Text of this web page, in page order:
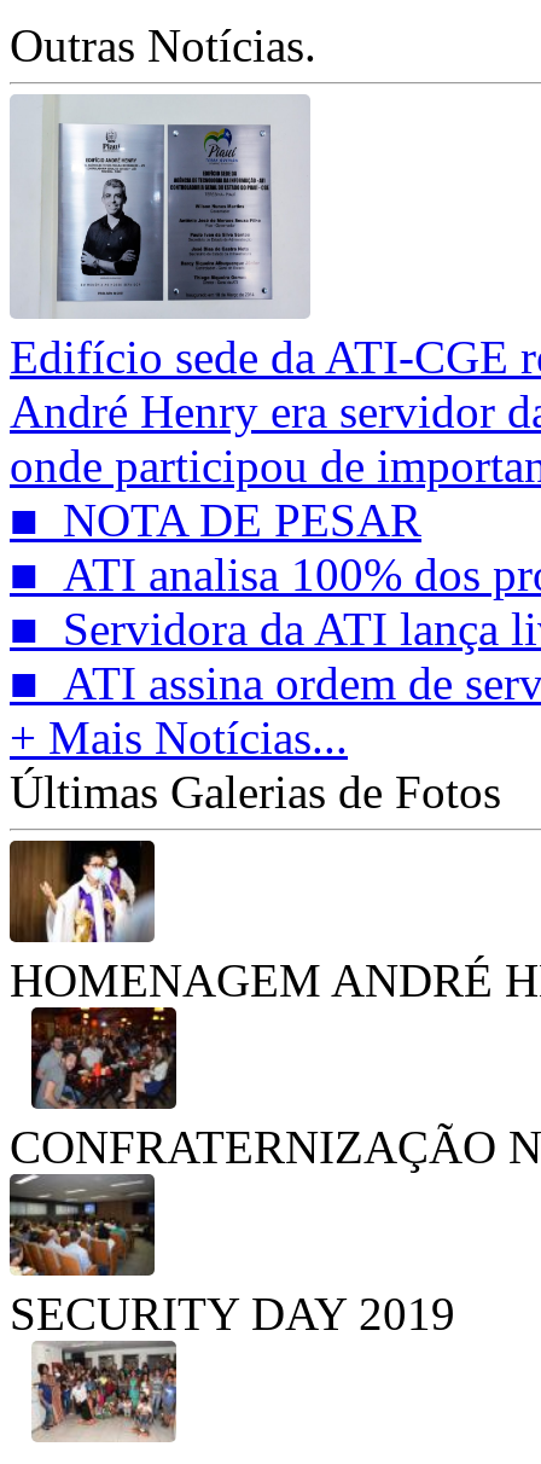
Outras Notícias.
Edifício sede da ATI-CGE
André Henry era servidor
onde participou de
■ NOTA DE PESAR
■ ATI analisa 100% dos
■ Servidora da ATI lança
■ ATI assina ordem de
+ Mais Notícias...
Últimas Galerias de Fotos
HOMENAGEM ANDRÉ
CONFRATERNIZAÇÃO
SECURITY DAY 2019